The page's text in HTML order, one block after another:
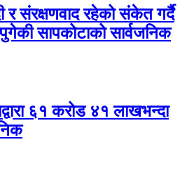
र संरक्षणवाद रहेको संकेत गर्दै
सापकोटाको सार्वजनिक
६१ करोड ४१ लाखभन्दा